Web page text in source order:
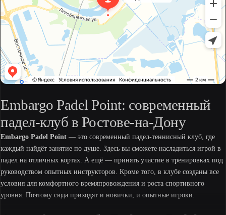
Embargo Padel Point: современный
падел-клуб в Ростове-на-Дону
Embargo Padel Point — это современный падел-теннисный клуб, где
каждый найдёт занятие по душе. Здесь вы сможете насладиться игрой в
падел на отличных кортах. А ещё — принять участие в тренировках под
руководством опытных инструкторов. Кроме того, в клубе созданы все
условия для комфортного времяпровождения и роста спортивного
уровня. Поэтому сюда приходят и новички, и опытные игроки.